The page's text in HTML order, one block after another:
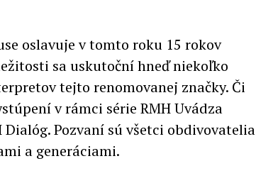
oslavuje v tomto roku 15 rokov
sa uskutoční hneď niekoľko
tejto renomovanej značky. Či
v rámci série RMH Uvádza
Pozvaní sú všetci obdivovatelia
a generáciami.